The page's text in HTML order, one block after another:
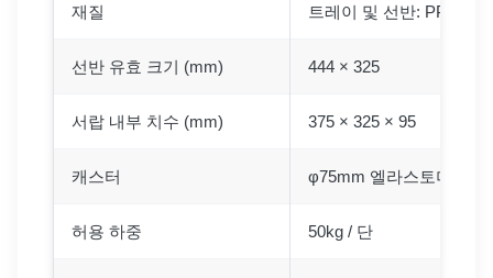
재질 트레이 및 선반: PP (폴
선반 유효 크기 (mm) 444 × 325
서랍 내부 치수 (mm) 375 × 325 × 95
캐스터 φ75mm 엘라스토머제
허용 하중 50kg / 단